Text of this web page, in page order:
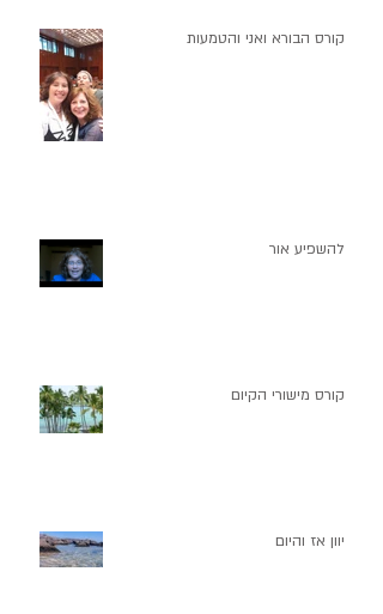
קורס הבורא ואני והטמעות
להשפיע אור
קורס מישורי הקיום
יוון אז והיום